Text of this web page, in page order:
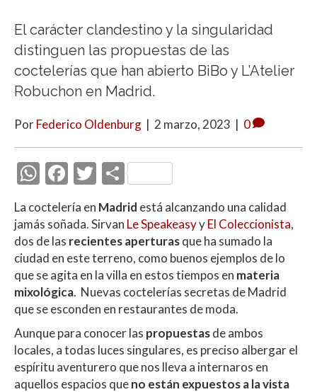
El carácter clandestino y la singularidad
distinguen las propuestas de las
coctelerías que han abierto BiBo y L’Atelier
Robuchon en Madrid.
PorFederico Oldenburg | 2 marzo, 2023 | 0
W
h
at
s
A
p
p
F
ac
e
b
o
o
k
T
w
itt
er
C
o
m
p
ar
ti
r
La coctelería en Madrid está alcanzando una calidad
jamás soñada. Sirvan Le SpeakeasyyEl Coleccionista,
dos de las recientes aperturasque ha sumado la
ciudad en este terreno, como buenos ejemplos de lo
que se agita en la villa en estos tiempos en materia
mixológica. Nuevas coctelerías secretas de Madrid
que se esconden en restaurantes de moda.
Aunque para conocer las propuestasde ambos
locales, a todas luces singulares, es preciso albergar el
espíritu aventurero que nos lleva a internaros en
aquellos espacios queno están expuestos a la vista